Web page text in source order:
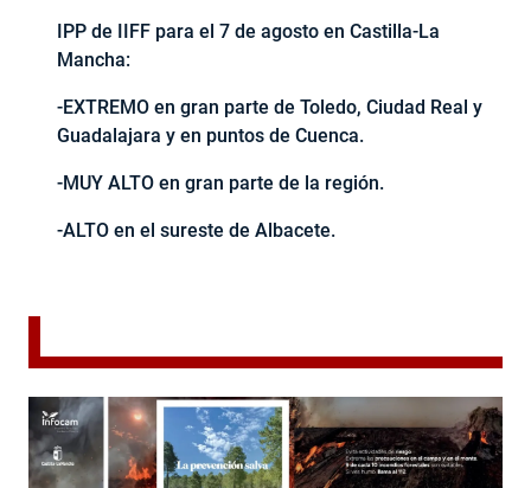
IPP de IIFF para el 7 de agosto en Castilla-La
Mancha:
-EXTREMO en gran parte de Toledo, Ciudad Real y
Guadalajara y en puntos de Cuenca.
-MUY ALTO en gran parte de la región.
-ALTO en el sureste de Albacete.